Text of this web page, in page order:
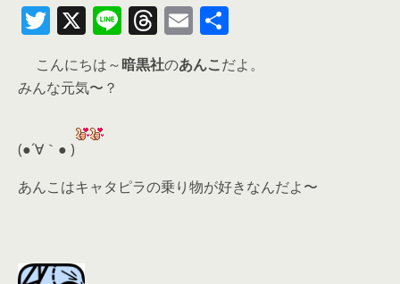
T
w
itt
er
X Li
n
e
T
h
re
E
m
ai
有
こんにちは～暗黒社のあんこだよ。
みんな元気〜？
(●´∀｀● )
あんこはキャタピラの乗り物が好きなんだよ〜